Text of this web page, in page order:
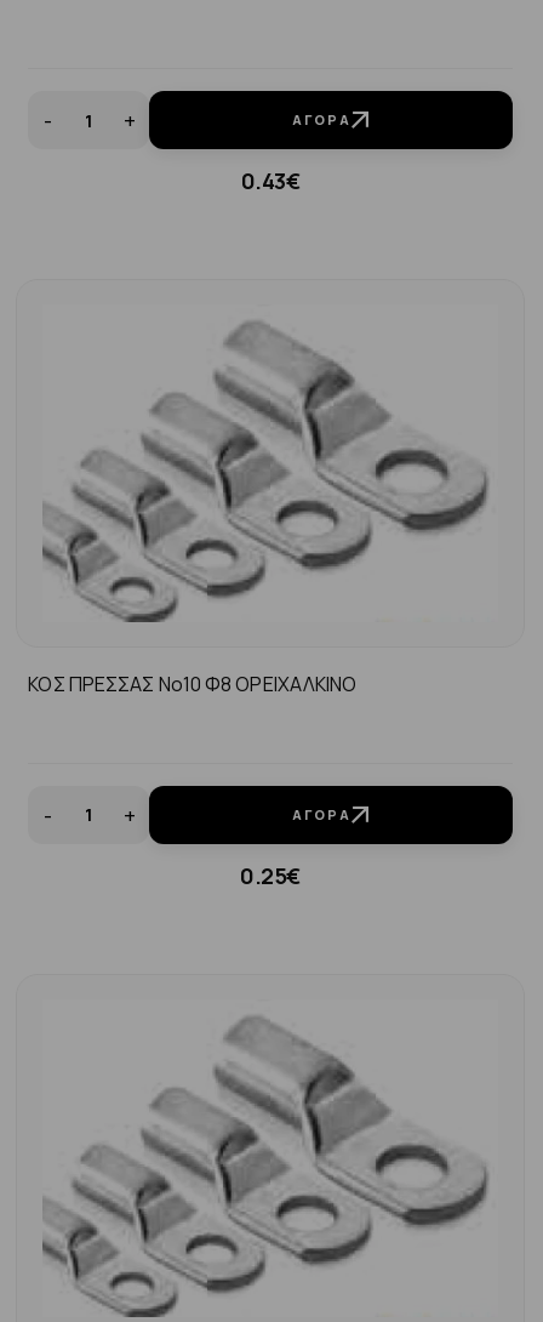
- + ΑΓΟΡΆ
0.43€
ΚΟΣ ΠΡΕΣΣΑΣ Νο10 Φ8 ΟΡΕΙΧΑΛΚΙΝΟ
- + ΑΓΟΡΆ
0.25€